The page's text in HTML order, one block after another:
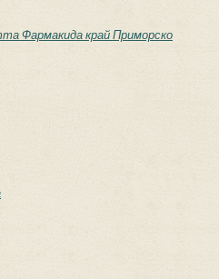
Фармакида край Приморско